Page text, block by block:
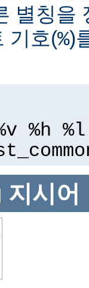
별칭을
기호(%)
%h
지시어